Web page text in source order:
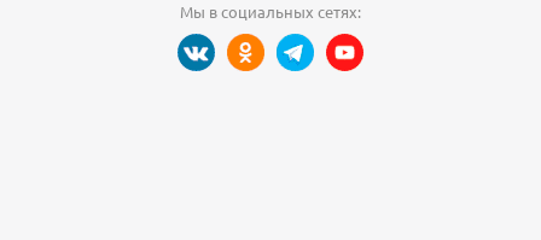
Мы в социальных сетях: